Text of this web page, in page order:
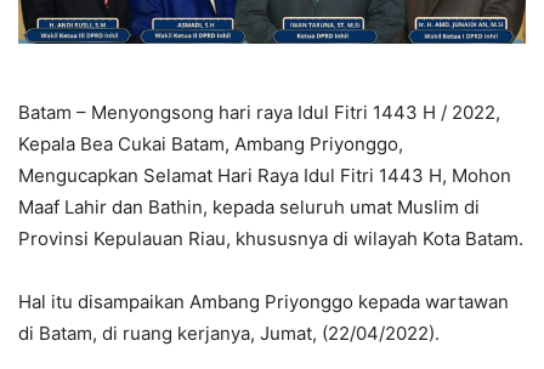
Batam – Menyongsong hari raya Idul Fitri 1443 H / 2022,
Kepala Bea Cukai Batam, Ambang Priyonggo,
Mengucapkan Selamat Hari Raya Idul Fitri 1443 H, Mohon
Maaf Lahir dan Bathin, kepada seluruh umat Muslim di
Provinsi Kepulauan Riau, khususnya di wilayah Kota Batam.
Hal itu disampaikan Ambang Priyonggo kepada wartawan
di Batam, di ruang kerjanya, Jumat, (22/04/2022).